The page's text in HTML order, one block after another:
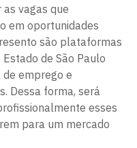
vagas que
em oportunidades
são plataformas
de São Paulo
emprego e
Dessa forma, será
esses
para um mercado